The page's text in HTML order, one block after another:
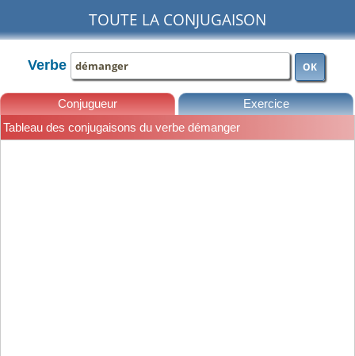
TOUTE LA CONJUGAISON
Verbe OK
Conjugueur Exercice
Tableau des conjugaisons du verbe démanger